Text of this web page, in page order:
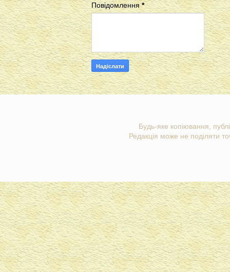
Повідомлення *
Будь-яке копіювання,
Редакція може не поділяти